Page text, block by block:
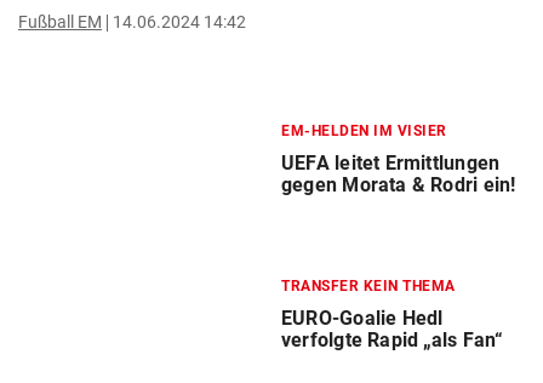
Fußball EM 14.06.2024 14:42
EM-HELDEN IM VISIER
UEFA leitet Ermittlungen
gegen Morata & Rodri ein!
TRANSFER KEIN THEMA
EURO-Goalie Hedl
verfolgte Rapid „als Fan“